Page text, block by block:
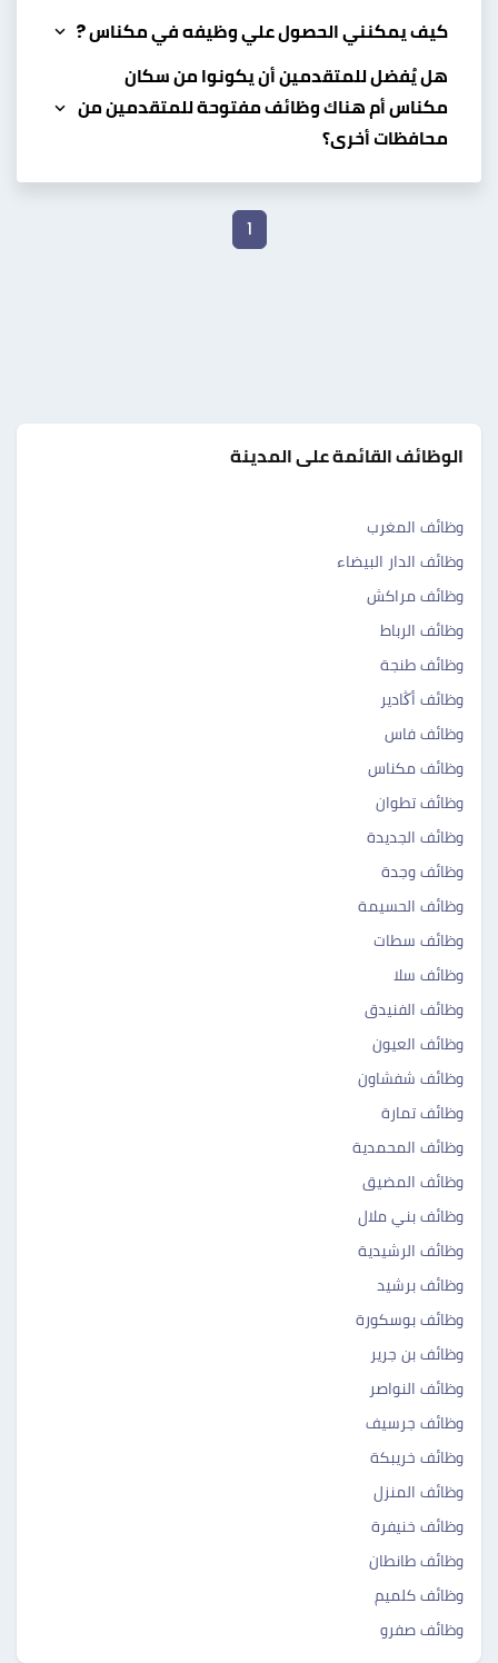
كيف يمكنني الحصول علي وظيفه في مكناس ?
هل يُفضل للمتقدمين أن يكونوا من سكان
مكناس أم هناك وظائف مفتوحة للمتقدمين من
محافظات أخرى؟
1
الوظائف القائمة على المدينة
وظائف المغرب
وظائف الدار البيضاء
وظائف مراكش
وظائف الرباط
وظائف طنجة
وظائف أڭادير
وظائف فاس
وظائف مكناس
وظائف تطوان
وظائف الجديدة
وظائف وجدة
وظائف الحسيمة ‎‎
وظائف سطات ‎ ‎‎
وظائف سلا ‎‎
وظائف الفنيدق ‎‎
وظائف العيون ‎‎
وظائف شفشاون ‎‎
وظائف تمارة ‎‎
وظائف المحمدية ‎ ‎‎
وظائف المضيق ‎‎
وظائف بني ملال ‎‎
وظائف الرشيدية ‎‎
وظائف برشيد ‎ ‎‎
وظائف بوسكورة ‎ ‎‎
وظائف بن جرير ‎‎
وظائف النواصر ‎ ‎‎
وظائف جرسيف ‎‎
وظائف خريبكة ‎‎
وظائف المنزل ‎‎
وظائف خنيفرة ‎‎
وظائف طانطان ‎‎
وظائف كلميم ‎‎
وظائف صفرو ‎‎